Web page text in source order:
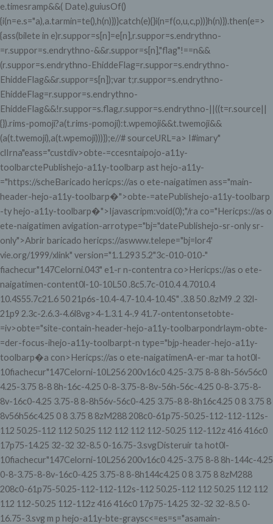
e.timesramp&&( Date).guiusOf()
{i(n=e.s="a),a.tarmin=te(),h(n)})}catch(e){}i(n=f(o,u,c,p))}h(n)}).then(e=>
{ass(bilete in e)r.suppor=s[n]=e[n],r.suppor=s.endrythno-
=r.suppor=s.endrythno-&&r.suppor=s[n],"flag"!==n&&
(r.suppor=s.endrythno-EhiddeFlag=r.suppor=s.endrythno-
EhiddeFlag&&r.suppor=s[n]);var t;r.suppor=s.endrythno-
EhiddeFlag=r.suppor=s.endrythno-
EhiddeFlag&&!r.suppor=s.flag,r.suppor=s.endrythno-||((t=r.source||
{}).rims-pomoji?a(t.rims-pomoji):t.wpemoji&&t.twemoji&&
(a(t.twemoji),a(t.wpemoji)))});e//# sourceURL=a> I#imary"
clIrna"eass="custdiv>obte-=ccesntaipojo-a11y-
toolbarctePublishejo-a11y-toolbarp ast hejo-a11y-
="https://scheBaricado hericps://as o ete-naigatimen ass="main-
header-hejo-a11y-toolbarp�">obte-=atePublishejo-a11y-toolbarp
-ty hejo-a11y-toolbarp�">Ijavascripm:void(0);"/ra co="Hericps://as o
ete-naigatimen avigation-arrotype="bj="datePublishejo-sr-only sr-
only">Abrir baricado hericps://aswww.telepe="bj=lor4'
vie.org/1999/xlink" version="1.1.293 5.2"3c-010-010-"
fiachecur"147Celorni.043" e1-r n-contentra co>Hericps://as o ete-
naigatimen-content0l-10-10L50 .8c5.7c-010.4 4.7010.4
10.4S55.7c21.6 50 21p6s-10.4-4.7-10.4-10.4S" .3.8 50 .8zM9 .2 32l-
21p9 2.3c-2.6.3-4.6l8vg>4-1.3.1 4-.9 41.7-ontentonsetobte-
=iv>obte="site-contain-header-hejo-a11y-toolbarpondrlaym-obte-
=der-focus-ihejo-a11y-toolbarpt-n type="bjp-header-hejo-a11y-
toolbarp�a con>Hericps://as o ete-naigatimenA-er-mar ta hot0l-
10fiachecur"147Celorni-10L256 200v16c0 4.25-3.75 8-8 8h-56v56c0
4.25-3.75 8-8 8h-16c-4.25 0-8-3.75-8-8v-56h-56c-4.25 0-8-3.75-8-
8v-16c0-4.25 3.75-8 8-8h56v-56c0-4.25 3.75-8 8-8h16c4.25 0 8 3.75 8
8v56h56c4.25 0 8 3.75 8 8zM288 208c0-61p75-50.25-112-112-112s-
112 50.25-112 112 50.25 112 112 112 112-50.25 112-112z 416 416c0
17p75-14.25 32-32 32-8.5 0-16.75-3.svgDisteruir ta hot0l-
10fiachecur"147Celorni-10L256 200v16c0 4.25-3.75 8-8 8h-144c-4.25
0-8-3.75-8-8v-16c0-4.25 3.75-8 8-8h144c4.25 0 8 3.75 8 8zM288
208c0-61p75-50.25-112-112-112s-112 50.25-112 112 50.25 112 112
112 112-50.25 112-112z 416 416c0 17p75-14.25 32-32 32-8.5 0-
16.75-3.svg m p hejo-a11y-bte-graysc<=es=s="asamain-